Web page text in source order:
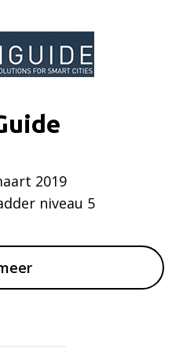
2019
niveau 5